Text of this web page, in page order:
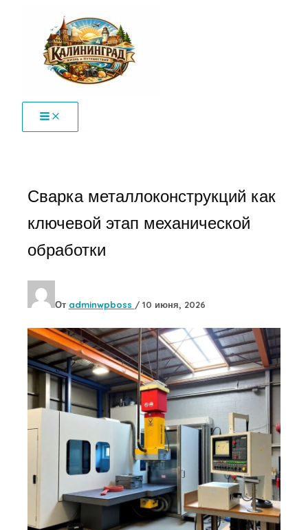
содержимому
Сварка металлоконструкций как
ключевой этап механической
обработки
От adminwpboss / 10 июня, 2026